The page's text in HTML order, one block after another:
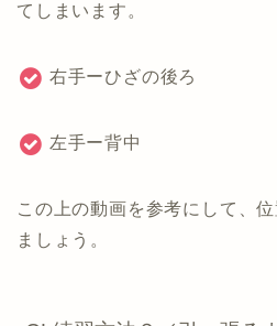
てしまいます。
右手ーひざの後ろ
左手ー背中
この上の動画を参考にして、
ましょう。